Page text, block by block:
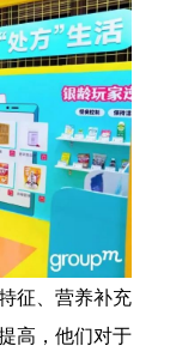
征、营养补充
高，他们对于